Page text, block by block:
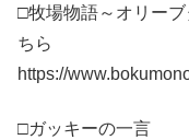
□牧場物語～オリー
ちら
https://
□ガッキーの一言